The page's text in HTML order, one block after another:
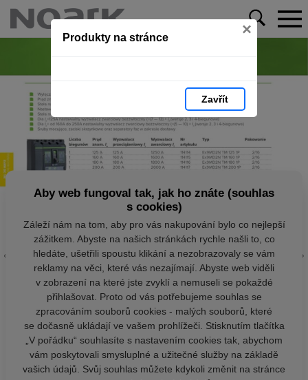
Produkty na stránce ×
Zavřít
Aby web fungoval tak, jak ho znáte (souhlas
s cookies)
Záleží nám na tom, aby pro vás nakupování bylo co nejlepší
zážitkem. Abyste na našich stránkách rychle našli to, co
hledáte, ušetřili spoustu klikání a nezobrazovaly se vám
reklamy na věci, které vás nezajímají. Abyste web viděli
v zobrazení na které jste zvyklí a nemuseli se pokaždé
přihlašovat. Proto od vás potřebujeme souhlas se
zpracováním souborů cookies - malých souborů, které
se dočasně ukládají ve vašem prohlížeči. Stisknutím tlačítka
„V pořádku“ souhlasíte s nastavením cookies tak, abychom
vám poskytovali smysluplné a užitečné služby na základě
vašich údajů. Svůj souhlas můžete kdykoli změnit na stránce